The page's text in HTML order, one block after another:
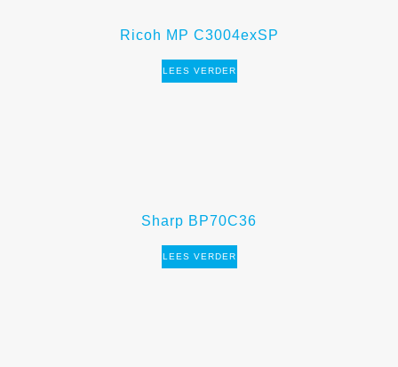
Ricoh MP C3004exSP
LEES VERDER
Sharp BP70C36
LEES VERDER